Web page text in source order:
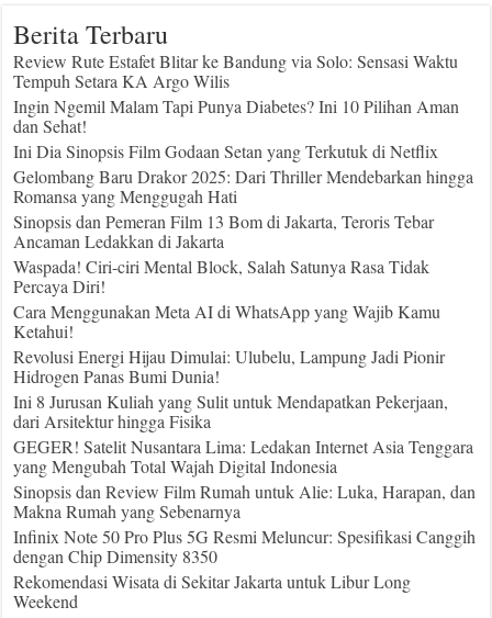
Berita Terbaru
Review Rute Estafet Blitar ke Bandung via Solo: Sensasi Waktu
Tempuh Setara KA Argo Wilis
Ingin Ngemil Malam Tapi Punya Diabetes? Ini 10 Pilihan Aman
dan Sehat!
Ini Dia Sinopsis Film Godaan Setan yang Terkutuk di Netflix
Gelombang Baru Drakor 2025: Dari Thriller Mendebarkan hingga
Romansa yang Menggugah Hati
Sinopsis dan Pemeran Film 13 Bom di Jakarta, Teroris Tebar
Ancaman Ledakkan di Jakarta
Waspada! Ciri-ciri Mental Block, Salah Satunya Rasa Tidak
Percaya Diri!
Cara Menggunakan Meta AI di WhatsApp yang Wajib Kamu
Ketahui!
Revolusi Energi Hijau Dimulai: Ulubelu, Lampung Jadi Pionir
Hidrogen Panas Bumi Dunia!
Ini 8 Jurusan Kuliah yang Sulit untuk Mendapatkan Pekerjaan,
dari Arsitektur hingga Fisika
GEGER! Satelit Nusantara Lima: Ledakan Internet Asia Tenggara
yang Mengubah Total Wajah Digital Indonesia
Sinopsis dan Review Film Rumah untuk Alie: Luka, Harapan, dan
Makna Rumah yang Sebenarnya
Infinix Note 50 Pro Plus 5G Resmi Meluncur: Spesifikasi Canggih
dengan Chip Dimensity 8350
Rekomendasi Wisata di Sekitar Jakarta untuk Libur Long
Weekend